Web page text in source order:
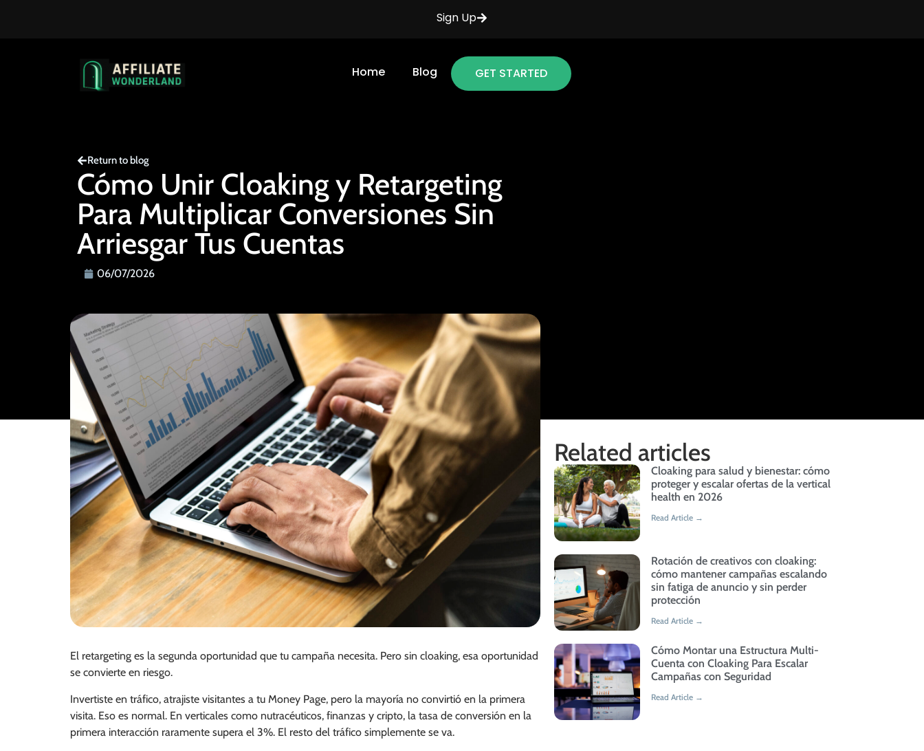
Sign Up
Home Blog GET STARTED
Return to blog
Cómo Unir Cloaking y Retargeting
Para Multiplicar Conversiones Sin
Arriesgar Tus Cuentas
06/07/2026
El retargeting es la segunda oportunidad que tu campaña necesita. Pero sin cloaking, esa oportunidad
se convierte en riesgo.
Invertiste en tráfico, atrajiste visitantes a tu Money Page, pero la mayoría no convirtió en la primera
visita. Eso es normal. En verticales como nutracéuticos, finanzas y cripto, la tasa de conversión en la
primera interacción raramente supera el 3%. El resto del tráfico simplemente se va.
Related articles
Cloaking para salud y bienestar: cómo
proteger y escalar ofertas de la vertical
health en 2026
Read Article →
Rotación de creativos con cloaking:
cómo mantener campañas escalando
sin fatiga de anuncio y sin perder
protección
Read Article →
Cómo Montar una Estructura Multi-
Cuenta con Cloaking Para Escalar
Campañas con Seguridad
Read Article →